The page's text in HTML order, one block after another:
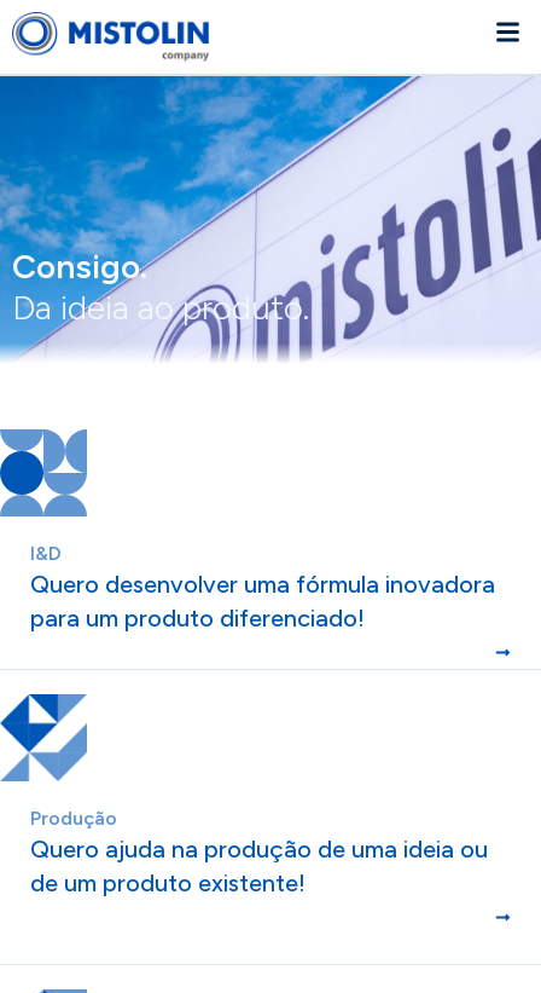
Consigo.
Da ideia ao produto.
I&D
Quero desenvolver uma fórmula inovadora
para um produto diferenciado!
Produção
Quero ajuda na produção de uma ideia ou
de um produto existente!